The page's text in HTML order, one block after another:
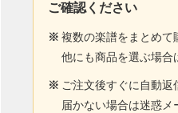
ご確認ください
※ 複数の楽譜をまとめて
他にも商品を選ぶ場合
※ ご注文後すぐに自動返
届かない場合は迷惑メ